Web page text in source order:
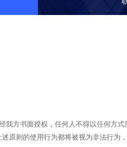
方书面授权，任何人不得以任何方
原则的使用行为都将被视为非法行为